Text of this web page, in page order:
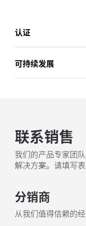
认证
商用认证
可持续发展
在积极努力地尽量
采
Mobi Fold for
收塑料9不包括印
，为废弃
命
联系销售
我们的产品专家团
解决方案。请填写
分销商
从我们值得信赖的经